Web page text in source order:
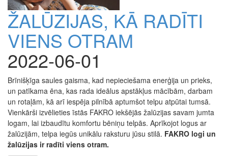
ŽALŪZIJAS, KĀ RADĪTI
VIENS OTRAM
2022-06-01
Brīnišķīga saules gaisma, kad nepieciešama enerģija un prieks,
un patīkama ēna, kas rada ideālus apstākļus mācībām, darbam
un rotaļām, kā arī iespēja pilnībā aptumšot telpu atpūtai tumsā.
Vienkārši izvēlieties īstās FAKRO iekšējās žalūzijas savam jumta
logam, lai izbaudītu komfortu bēniņu telpās. Aprīkojot logus ar
žalūzijām, telpa iegūs unikālu raksturu jūsu stilā. FAKRO logi un
žalūzijas ir radīti viens otram.